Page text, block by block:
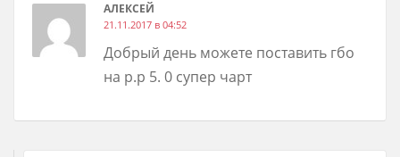
АЛЕКСЕЙ
21.11.2017 в 04:52
Добрый день можете поставить гбо
на р.р 5. 0 супер чарт